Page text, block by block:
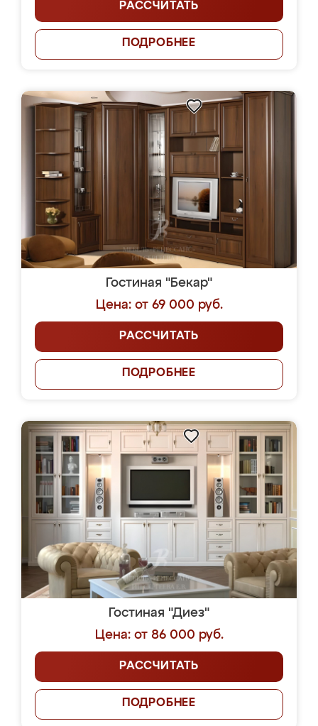
РАССЧИТАТЬ
ПОДРОБНЕЕ
Гостиная "Бекар"
Цена: от 69 000 руб.
РАССЧИТАТЬ
ПОДРОБНЕЕ
Гостиная "Диез"
Цена: от 86 000 руб.
РАССЧИТАТЬ
ПОДРОБНЕЕ